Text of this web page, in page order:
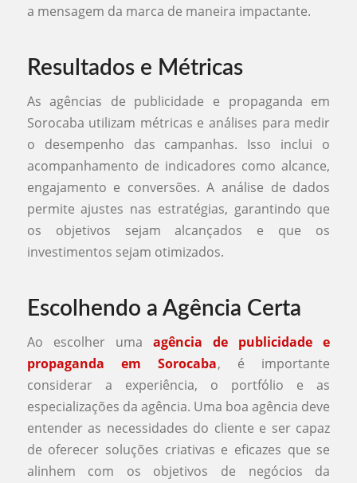
a mensagem da marca de maneira impactante.
Resultados e Métricas
As agências de publicidade e propaganda em
Sorocaba utilizam métricas e análises para medir
o desempenho das campanhas. Isso inclui o
acompanhamento de indicadores como alcance,
engajamento e conversões. A análise de dados
permite ajustes nas estratégias, garantindo que
os objetivos sejam alcançados e que os
investimentos sejam otimizados.
Escolhendo a Agência Certa
Ao escolher uma agência de publicidade e
propaganda em Sorocaba, é importante
considerar a experiência, o portfólio e as
especializações da agência. Uma boa agência deve
entender as necessidades do cliente e ser capaz
de oferecer soluções criativas e eficazes que se
alinhem com os objetivos de negócios da